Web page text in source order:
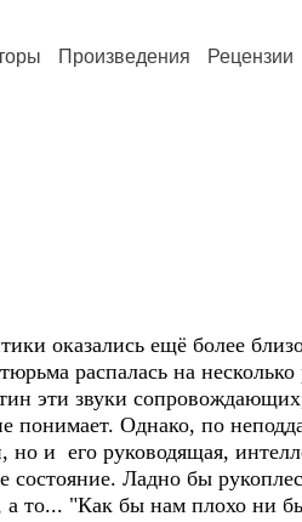
Произведения Рецензии
оказались ещё более
распалась на
эти звуки
понимает. Однако, по
и его руководящая,
Ладно бы
то... "Как бы нам плохо ни